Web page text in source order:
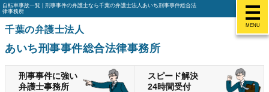
MENU
自転車事故一覧 | 刑事事件の弁護士なら千葉の弁護士法人あいち刑事事件総合法
律事務所
千葉の弁護士法人
あいち刑事事件総合法律事務所
刑事事件に強い
弁護士事務所
スピード解決
24時間受付